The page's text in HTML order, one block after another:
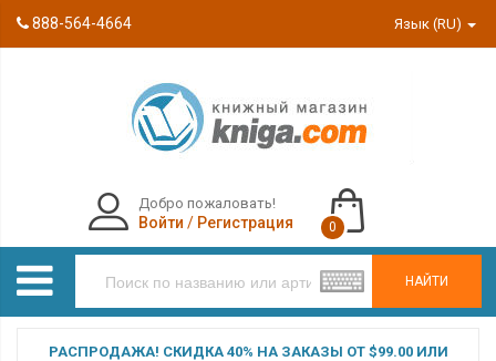
888-564-4664 Язык (RU)
НАЙТИ
Добро пожаловать!
Войти / Регистрация 0
РАСПРОДАЖА! СКИДКА 40% НА ЗАКАЗЫ ОТ $99.00 ИЛИ